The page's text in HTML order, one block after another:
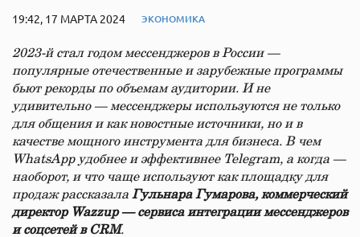
19:42, 17 МАРТА 2024 ЭКОНОМИКА
2023-й стал годом мессенджеров в России —
популярные отечественные и зарубежные программы
бьют рекорды по объемам аудитории. И не
удивительно — мессенджеры используются не только
для общения и как новостные источники, но и в
качестве мощного инструмента для бизнеса. В чем
WhatsApp удобнее и эффективнее Telegram, а когда —
наоборот, и что чаще используют как площадку для
продаж рассказала Гульнара Гумарова, коммерческий
директор Wazzup — сервиса интеграции мессенджеров
и соцсетей в CRM.